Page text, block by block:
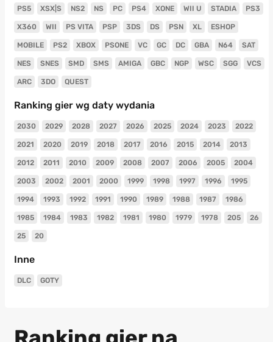
PS5 XSX|S NS2 NS PC PS4 XONE WII U STADIA PS3
X360 WII PS VITA PSP 3DS DS PSN XL ESHOP
MOBILE PS2 XBOX PSONE VC GC DC GBA N64 SAT
NES SNES SMD SMS AMIGA GBC NGP WSC SGG VCS
ARC 3DO QUEST
Ranking gier wg daty wydania
2030 2029 2028 2027 2026 2025 2024 2023 2022
2021 2020 2019 2018 2017 2016 2015 2014 2013
2012 2011 2010 2009 2008 2007 2006 2005 2004
2003 2002 2001 2000 1999 1998 1997 1996 1995
1994 1993 1992 1991 1990 1989 1988 1987 1986
1985 1984 1983 1982 1981 1980 1979 1978 205 26
25 20
Inne
DLC GOTY